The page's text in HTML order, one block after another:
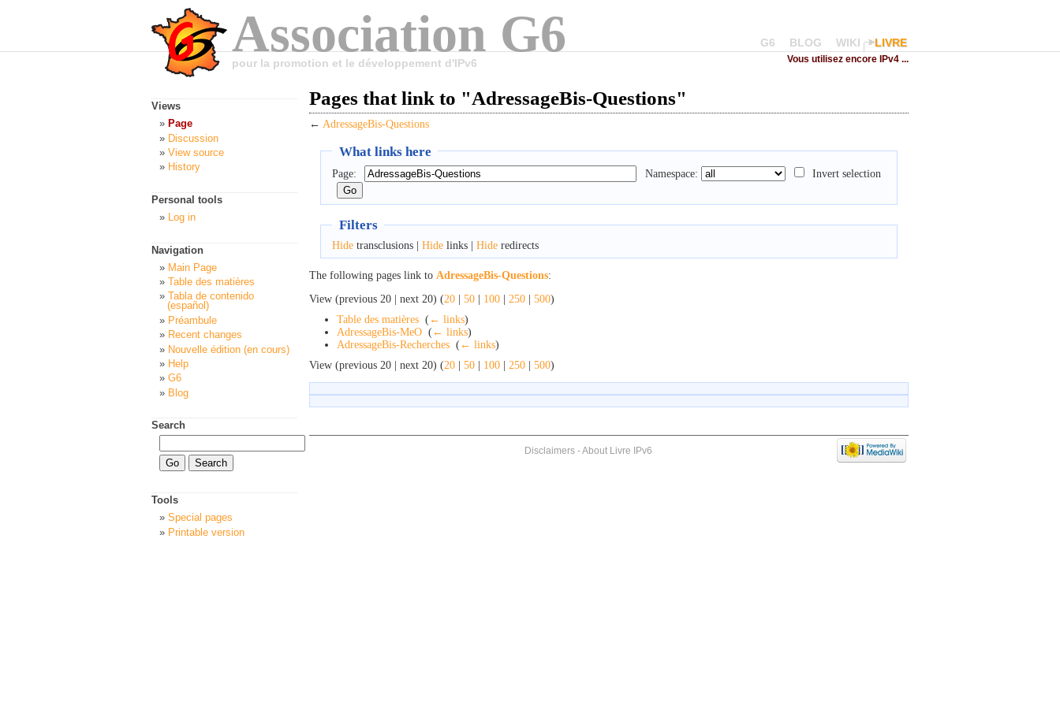
Association G6
pour la promotion et le développement d'IPv6
G6 BLOG WIKI LIVRE
Vous utilisez encore IPv4 ...
Pages that link to "AdressageBis-Questions"
← AdressageBis-Questions
What links here
Page: Namespace: Invert selection
Filters
Hidetransclusions | Hidelinks | Hideredirects
The following pages link to AdressageBis-Questions:
View (previous 20 | next 20) (20 | 50 | 100 | 250 | 500)
Table des matières ( ← links)
AdressageBis-MeO ( ← links)
AdressageBis-Recherches ( ← links)
View (previous 20 | next 20) (20 | 50 | 100 | 250 | 500)
Views
Page
Discussion
View source
History
Personal tools
Log in
Navigation
Main Page
Table des matières
Tabla de contenido
(español)
Préambule
Recent changes
Nouvelle édition (en cours)
Help
G6
Blog
Search
Tools
Special pages
Printable version
Disclaimers-About Livre IPv6